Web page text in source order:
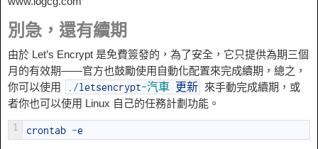
別急，還有續期
由於 Let’s Encrypt 是免費簽發的，為了安全，它只提供為期三個
月的有效期——官方也鼓勵使用自動化配置來完成續期，總之，
你可以使用
/letsencrypt-汽車 更新
來手動完成續期，或
者你也可以使用 Linux 自己的任務計劃功能。
1 crontab -e